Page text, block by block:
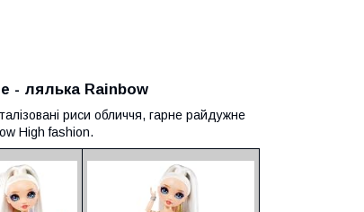
- лялька Rainbow
риси обличчя, гарне райдужне
High fashion.